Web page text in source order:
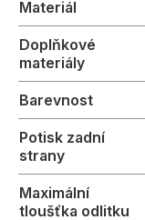
Materiál
Doplňkové
materiály
Barevnost
Potisk zadní
strany
Maximální
tloušťka odlitku